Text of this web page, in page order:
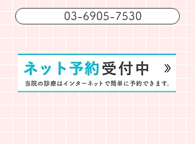
03-6905-7530